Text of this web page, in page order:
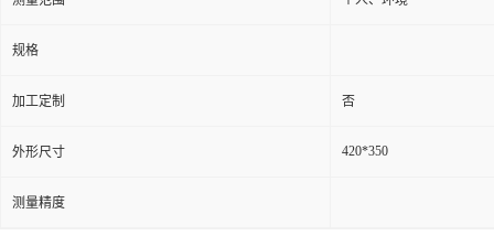
规格
加工定制 否
外形尺寸 420*350
测量精度